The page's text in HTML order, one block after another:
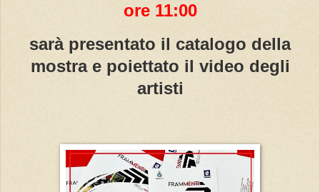
ore 11:00
sarà presentato il catalogo della
mostra e poiettato il video degli
artisti